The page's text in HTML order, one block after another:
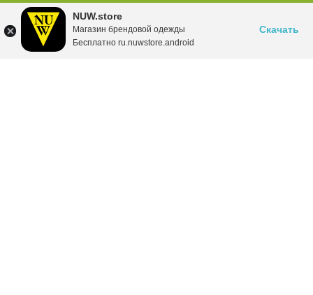
NUW.store
Магазин брендовой одежды
Бесплатно ru.nuwstore.android
Скачать